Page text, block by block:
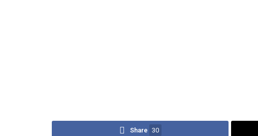
Share 30